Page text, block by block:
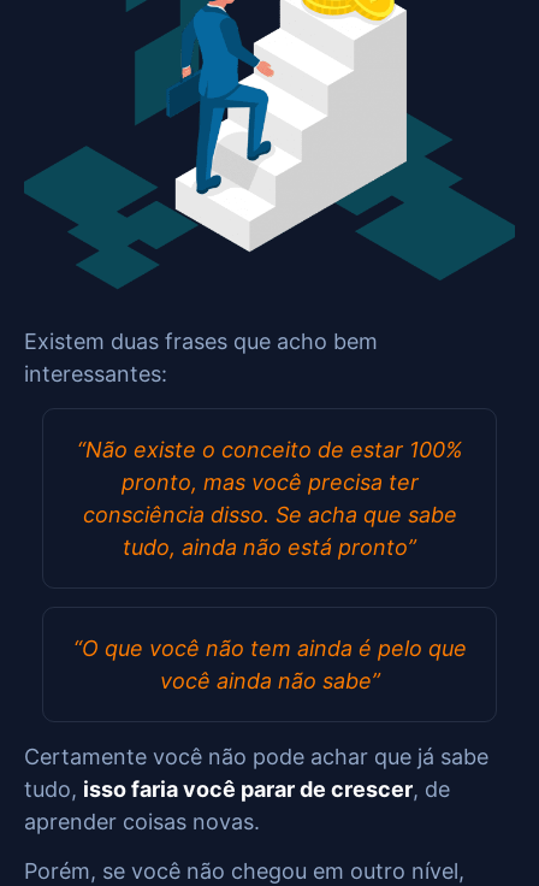
Existem duas frases que acho bem
interessantes:
“Não existe o conceito de estar 100%
pronto, mas você precisa ter
consciência disso. Se acha que sabe
tudo, ainda não está pronto”
“O que você não tem ainda é pelo que
você ainda não sabe”
Certamente você não pode achar que já sabe
tudo, isso faria você parar de crescer, de
aprender coisas novas.
Porém, se você não chegou em outro nível,